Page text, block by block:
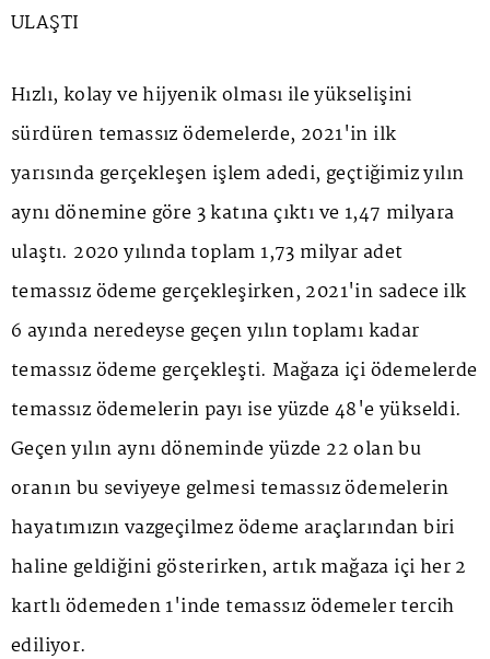
ULAŞTI
Hızlı, kolay ve hijyenik olması ile yükselişini
sürdüren temassız ödemelerde, 2021'in ilk
yarısında gerçekleşen işlem adedi, geçtiğimiz yılın
aynı dönemine göre 3 katına çıktı ve 1,47 milyara
ulaştı. 2020 yılında toplam 1,73 milyar adet
temassız ödeme gerçekleşirken, 2021'in sadece ilk
6 ayında neredeyse geçen yılın toplamı kadar
temassız ödeme gerçekleşti. Mağaza içi ödemelerde
temassız ödemelerin payı ise yüzde 48'e yükseldi.
Geçen yılın aynı döneminde yüzde 22 olan bu
oranın bu seviyeye gelmesi temassız ödemelerin
hayatımızın vazgeçilmez ödeme araçlarından biri
haline geldiğini gösterirken, artık mağaza içi her 2
kartlı ödemeden 1'inde temassız ödemeler tercih
ediliyor.